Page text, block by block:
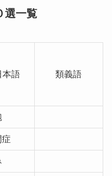
選一覧
本語 類義語
症